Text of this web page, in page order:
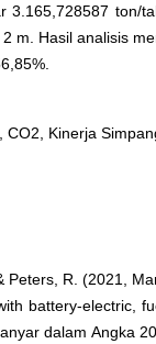
3.165,728587 ton/
m. Hasil analisis
CO2, Kinerja
Peters, R. (2021,
battery-electric,
dalam Angka